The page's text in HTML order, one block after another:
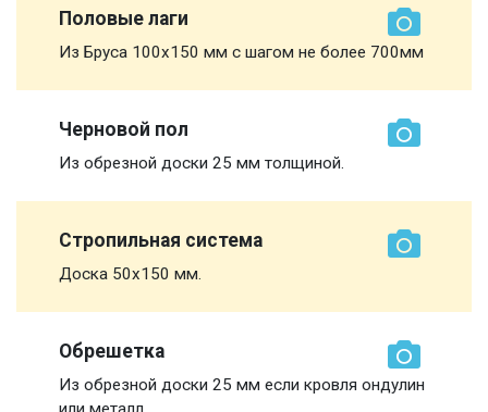
Половые лаги
Из Бруса 100х150 мм с шагом не более 700мм
Черновой пол
Из обрезной доски 25 мм толщиной.
Стропильная система
Доска 50х150 мм.
Обрешетка
Из обрезной доски 25 мм если кровля ондулин